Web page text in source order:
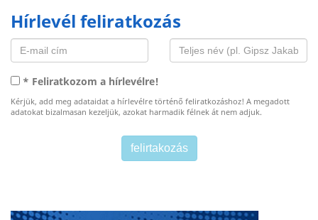
Hírlevél feliratkozás
* Feliratkozom a hírlevélre!
Kérjük, add meg adataidat a hírlevélre történő feliratkozáshoz! A megadott
adatokat bizalmasan kezeljük, azokat harmadik félnek át nem adjuk.